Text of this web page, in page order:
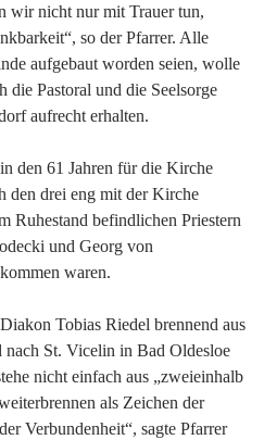
wir nicht nur mit Trauer tun,
so der Pfarrer. Alle
aufgebaut worden seien, wolle
die Pastoral und die Seelsorge
aufrecht erhalten.
den 61 Jahren für die Kirche
den drei eng mit der Kirche
Ruhestand befindlichen Priestern
und Georg von
waren.
Tobias Riedel brennend aus
St. Vicelin in Bad Oldesloe
nicht einfach aus „zweieinhalb
als Zeichen der
Verbundenheit“, sagte Pfarrer